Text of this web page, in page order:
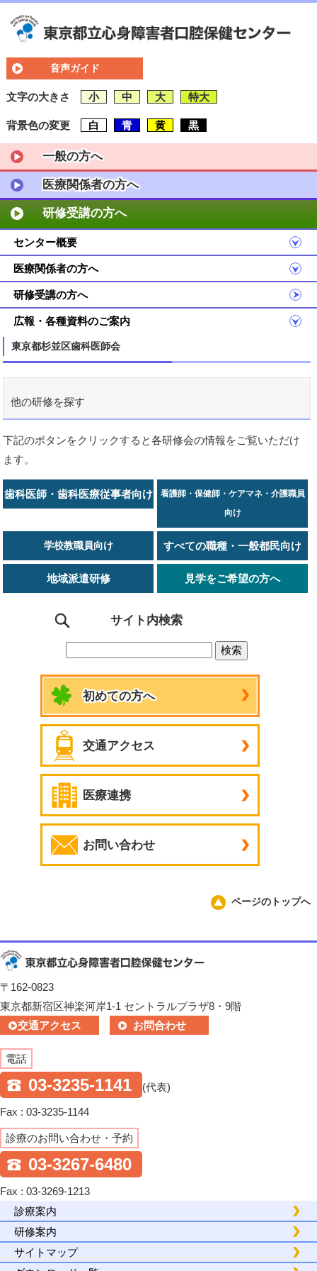
音声ガイド
文字の大きさ 小 中 大 特大
背景色の変更 白 青 黄 黒
一般の方へ
医療関係者の方へ
研修受講の方へ
センター概要
医療関係者の方へ
研修受講の方へ
広報・各種資料のご案内
東京都杉並区歯科医師会
他の研修を探す
下記のボタンをクリックすると各研修会の情報をご覧いただけ
ます。
歯科医師・歯科医療従事者向け
看護師・保健師・ケアマネ・介護職員
向け
学校教職員向け すべての職種・一般都民向け
地域派遣研修 見学をご希望の方へ
サイト内検索
初めての方へ
交通アクセス
医療連携
お問い合わせ
ページのトップへ
〒162-0823
東京都新宿区神楽河岸1-1 セントラルプラザ8・9階
交通アクセス
お問合わせ
電話
03-3235-1141 (代表)
Fax : 03-3235-1144
診療のお問い合わせ・予約
03-3267-6480
Fax : 03-3269-1213
診療案内
研修案内
サイトマップ